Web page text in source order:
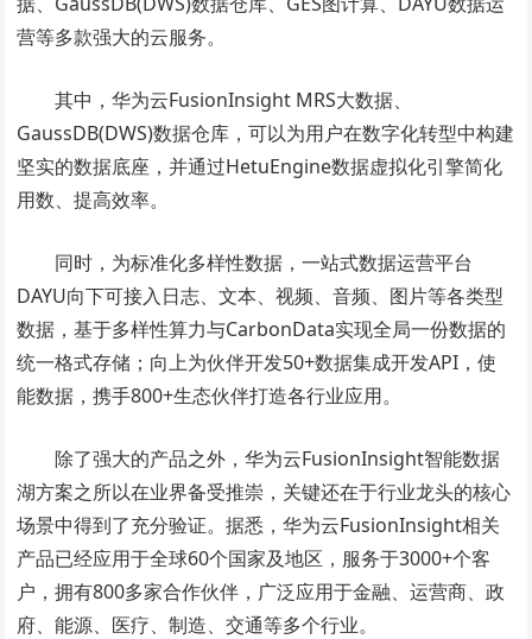
营等多款强大的云服务。
其中，华为云FusionInsight MRS大数据、
GaussDB(DWS)数据仓库，可以为用户在数字化转型中构建
坚实的数据底座，并通过HetuEngine数据虚拟化引擎简化
用数、提高效率。
同时，为标准化多样性数据，一站式数据运营平台
DAYU向下可接入日志、文本、视频、音频、图片等各类型
数据，基于多样性算力与CarbonData实现全局一份数据的
统一格式存储；向上为伙伴开发50+数据集成开发API，使
能数据，携手800+生态伙伴打造各行业应用。
除了强大的产品之外，华为云FusionInsight智能数据
湖方案之所以在业界备受推崇，关键还在于行业龙头的核心
场景中得到了充分验证。据悉，华为云FusionInsight相关
产品已经应用于全球60个国家及地区，服务于3000+个客
户，拥有800多家合作伙伴，广泛应用于金融、运营商、政
府、能源、医疗、制造、交通等多个行业。